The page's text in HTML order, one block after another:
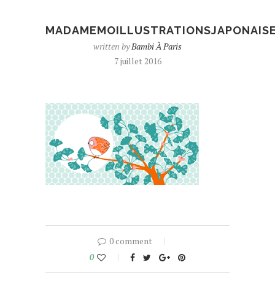
written byBambi À Paris
7 juillet 2016
0 comment
0